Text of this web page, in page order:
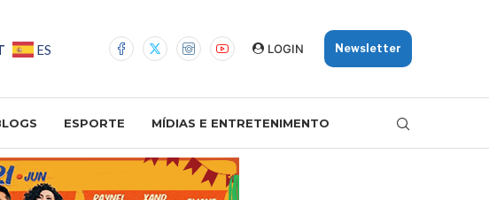
ES LOGIN Newsletter
ESPORTE MÍDIAS E ENTRETENIMENTO